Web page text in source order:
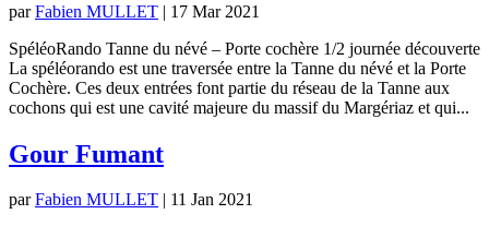
parFabien MULLET | 17 Mar 2021
SpéléoRando Tanne du névé – Porte cochère 1/2 journée découverte
La spéléorando est une traversée entre la Tanne du névé et la Porte
Cochère. Ces deux entrées font partie du réseau de la Tanne aux
cochons qui est une cavité majeure du massif du Margériaz et qui...
Gour Fumant
parFabien MULLET | 11 Jan 2021